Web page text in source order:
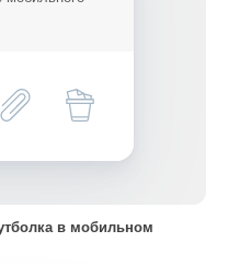
в мобильном